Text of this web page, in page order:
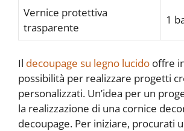
Vernice protettiva
trasparente
1
Il decoupage su legno lucido offre
possibilità per realizzare progetti
personalizzati. Un’idea per un
la realizzazione di una cornice
decoupage. Per iniziare, procurati